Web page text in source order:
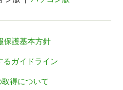
保護基本方針
るガイドライン
得について